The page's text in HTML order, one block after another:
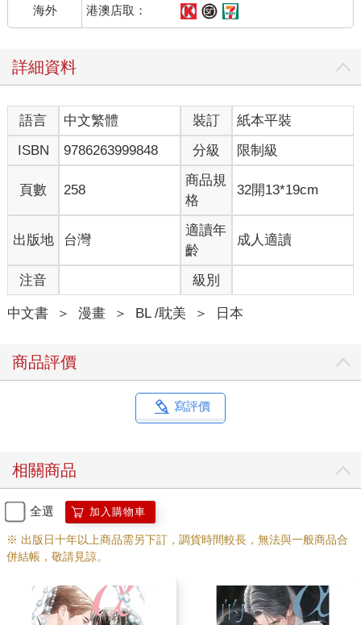
海外 港澳店取：
詳細資料
語言 中文繁體 裝訂
紙本平裝
ISBN
9786263999848 分級 限制級
頁數 258
商品規
格
32開13*19cm
出版地 台灣
適讀年
齡
成人適讀
注音 級別
中文書 ＞ 漫畫 ＞ BL /耽美 ＞ 日本
商品評價
寫評價
相關商品
全選 加入購物車
※ 出版日十年以上商品需另下訂，調貨時間較長，無法與一般商品合
併結帳，敬請見諒。